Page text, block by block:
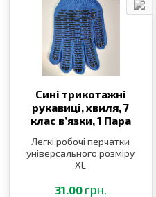
Сині трикотажні
рукавиці, хвиля, 7
клас в’язки, 1 Пара
Легкі робочі перчатки
універсального розміру
XL
31.00 грн.